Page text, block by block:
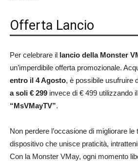
Offerta Lancio
Per celebrare il lancio della Monster
un’imperdibile offerta promozionale.
entro il 4 Agosto, è possibile usufruire
a soli € 299 invece di € 499 utilizzando il
“MsVMayTV”.
Non perdere l’occasione di migliorare
dispositivo che unisce praticità,
Con la Monster VMay, ogni momento